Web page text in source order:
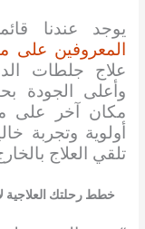
يوجد عندنا
المعروفين على
علاج جلطات
وأعلى الجودة
مكان آخر على
أولوية وتجربة
تلقي العلاج
خطط رحلتك العلاجية